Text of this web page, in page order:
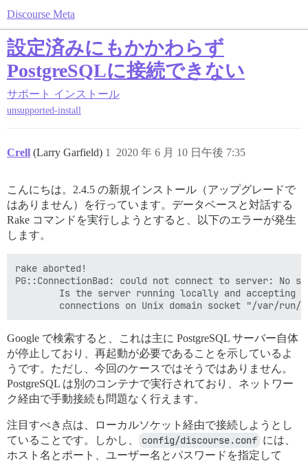
Discourse Meta
設定済みにもかかわらず
PostgreSQLに接続できない
サポート インストール
unsupported-install
Crell (Larry Garfield) 2020 年 6 月 10 日午後 7:35
1
こんにちは。2.4.5 の新規インストール（アップグレードで
はありません）を行っています。データベースと対話する
Rake コマンドを実行しようとすると、以下のエラーが発生
します。
rake aborted!
PG::ConnectionBad: could not connect to server: No
        Is the server running locally and accepting
Google で検索すると、これは主に PostgreSQL サーバー自体
が停止しており、再起動が必要であることを示しているよ
うです。ただし、今回のケースではそうではありません。
PostgreSQL は別のコンテナで実行されており、ネットワー
ク経由で手動接続も問題なく行えます。
注目すべき点は、ローカルソケット経由で接続しようとし
ていることです。しかし、
config/discourse.conf には、
ホスト名とポート、ユーザー名とパスワードを指定して